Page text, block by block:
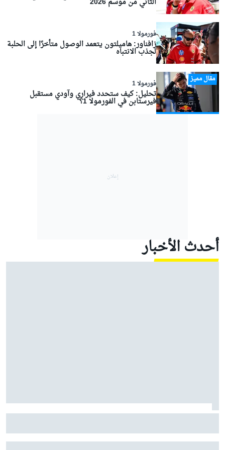
فورمولا 1
زافناور: هاميلتون يتعمد الوصول متأخرًا إلى الحلبة
لجذب الانتباه
مقال مميز فورمولا 1
تحليل: كيف ستحدد فيراري وآودي مستقبل
فيرستابن في الفورمولا 1؟
أحدث الأخبار
فيراري تعزز قسم تطوير الهيكل مع مهندس جديد من